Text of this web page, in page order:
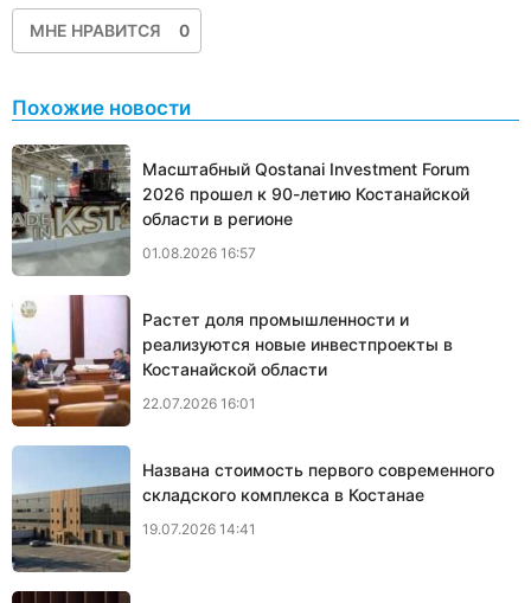
МНЕ НРАВИТСЯ 0
Похожие новости
Масштабный Qostanai Investment Forum
2026 прошел к 90-летию Костанайской
области в регионе
01.08.2026 16:57
Растет доля промышленности и
реализуются новые инвестпроекты в
Костанайской области
22.07.2026 16:01
Названа стоимость первого современного
складского комплекса в Костанае
19.07.2026 14:41